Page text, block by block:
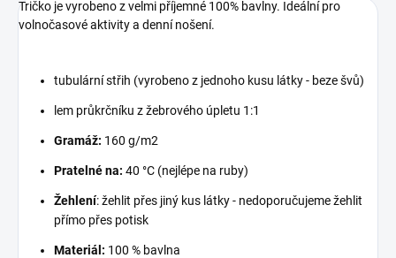
Tričko je vyrobeno z velmi příjemné 100% bavlny. Ideální pro
volnočasové aktivity a denní nošení.
tubulární střih (vyrobeno z jednoho kusu látky - beze švů)
lem průkrčníku z žebrového úpletu 1:1
Gramáž: 160 g/m2
Pratelné na: 40 °C (nejlépe na ruby)
Žehlení: žehlit přes jiný kus látky - nedoporučujeme žehlit
přímo přes potisk
Materiál: 100 % bavlna